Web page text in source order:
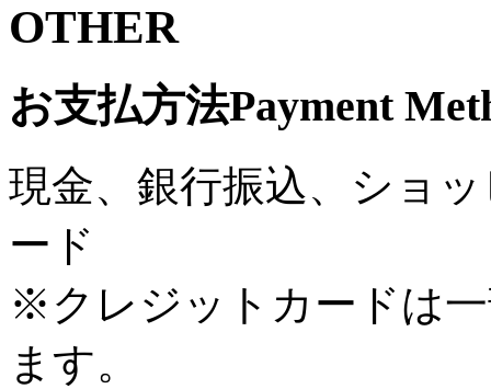
OTHER
お支払方法Payment
現金、銀行振込、ショ
ード
※クレジットカードは
ます。